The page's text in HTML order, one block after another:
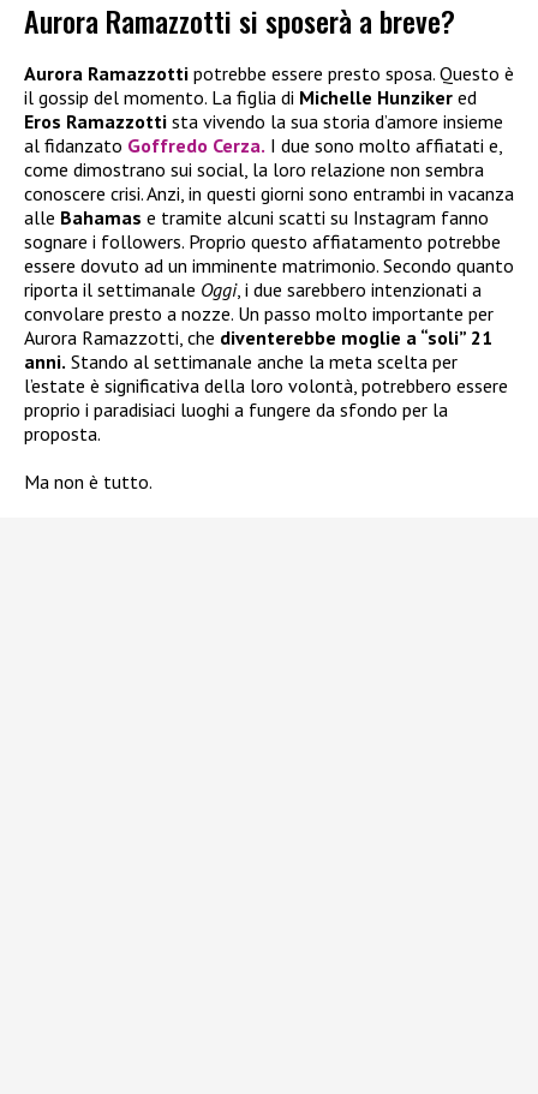
Aurora Ramazzotti si sposerà a breve?
Aurora Ramazzotti potrebbe essere presto sposa. Questo è
il gossip del momento. La figlia di Michelle Hunziker ed
Eros Ramazzotti sta vivendo la sua storia d’amore insieme
al fidanzato Goffredo Cerza. I due sono molto affiatati e,
come dimostrano sui social, la loro relazione non sembra
conoscere crisi. Anzi, in questi giorni sono entrambi in vacanza
alle Bahamas e tramite alcuni scatti su Instagram fanno
sognare i followers. Proprio questo affiatamento potrebbe
essere dovuto ad un imminente matrimonio. Secondo quanto
riporta il settimanale Oggi, i due sarebbero intenzionati a
convolare presto a nozze. Un passo molto importante per
Aurora Ramazzotti, che diventerebbe moglie a “soli” 21
anni. Stando al settimanale anche la meta scelta per
l’estate è significativa della loro volontà, potrebbero essere
proprio i paradisiaci luoghi a fungere da sfondo per la
proposta.
Ma non è tutto.